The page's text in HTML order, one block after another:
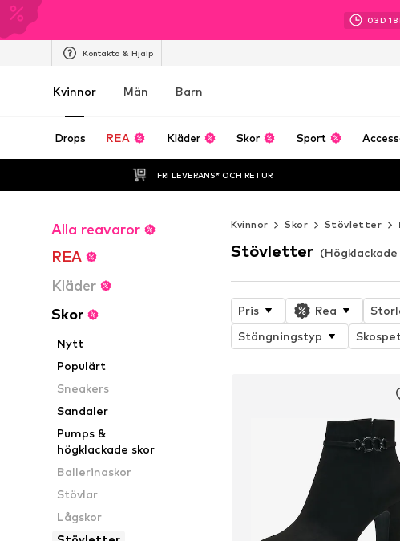
03D 18
Kontakta & Hjälp
Kvinnor Män Barn
Drops REA Kläder Skor Sport
FRI LEVERANS* OCH RETUR
Alla reavaror
REA
Kläder
Skor
Nytt
Populärt
Sneakers
Sandaler
Pumps &
högklackade skor
Ballerinaskor
Stövlar
Lågskor
Kvinnor Skor Stövletter
Stövletter
Pris Rea
Stängningstyp